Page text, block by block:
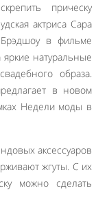
прическу
актриса Сара
в фильме
натуральные
образа.
в новом
Недели моды в
аксессуаров
жгуты. С их
можно сделать